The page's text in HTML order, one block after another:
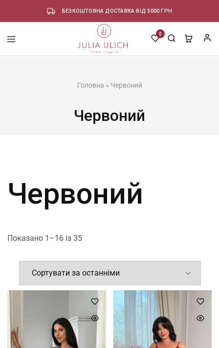
БЕЗКОШТОВНА ДОСТАВКА ВІД 3000 ГРН
0
Головна » Червоний
Червоний
Червоний
Показано 1–16 із 35